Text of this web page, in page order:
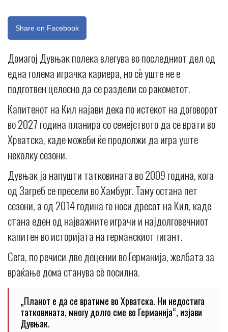
Share on Facebook
Домагој Дувњак полека влегува во последниот дел од
една голема играчка кариера, но сè уште не е
подготвен целосно да се раздели со ракометот.
Капитенот на Кил најави дека по истекот на договорот
во 2027 година планира со семејството да се врати во
Хрватска, каде можеби ќе продолжи да игра уште
неколку сезони.
Дувњак ја напушти татковината во 2009 година, кога
од Загреб се пресели во Хамбург. Таму остана пет
сезони, а од 2014 година го носи дресот на Кил, каде
стана еден од најважните играчи и најдолговечниот
капитен во историјата на германскиот гигант.
Сега, по речиси две децении во Германија, желбата за
враќање дома станува сè посилна.
„Планот е да се вратиме во Хрватска. Ни недостига
татковината, многу долго сме во Германија“, изјави
Дувњак.